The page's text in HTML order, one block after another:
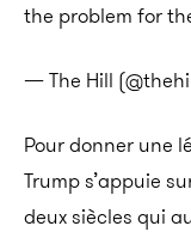
the problem for
— The Hill
Pour donner une
Trump s’appuie
deux siècles qui